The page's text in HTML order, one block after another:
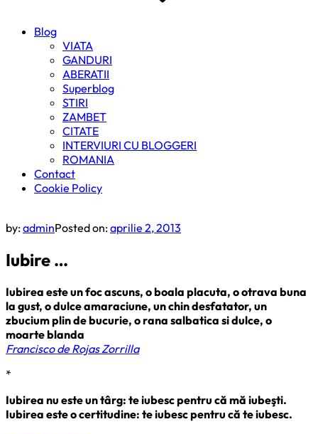
Blog
VIATA
GANDURI
ABERATII
Superblog
STIRI
ZAMBET
CITATE
INTERVIURI CU BLOGGERI
ROMANIA
Contact
Cookie Policy
by:adminPosted on:aprilie 2, 2013
Iubire …
Iubirea este un foc ascuns, o boala placuta, o otrava buna
la gust, o dulce amaraciune, un chin desfatator, un
zbucium plin de bucurie, o rana salbatica si dulce, o
moarte blanda
Francisco de Rojas Zorrilla
*
Iubirea nu este un târg: te iubesc pentru că mă iubeşti.
Iubirea este o certitudine: te iubesc pentru că te iubesc.